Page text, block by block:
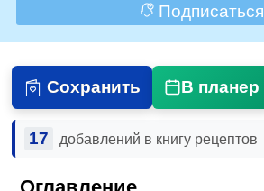
Подписаться
Сохранить В планер
17 добавлений в книгу рецептов
Оглавление